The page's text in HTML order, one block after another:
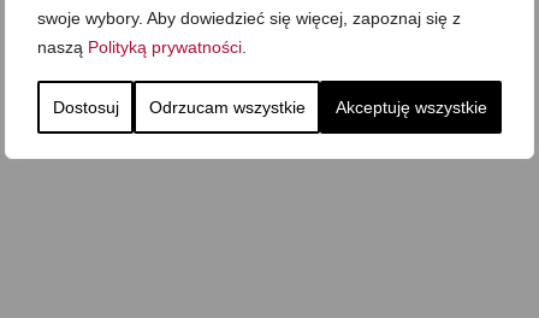
swoje wybory. Aby dowiedzieć się więcej, zapoznaj się z
naszą Polityką prywatności
Dostosuj Odrzucam wszystkie Akceptuję wszystkie